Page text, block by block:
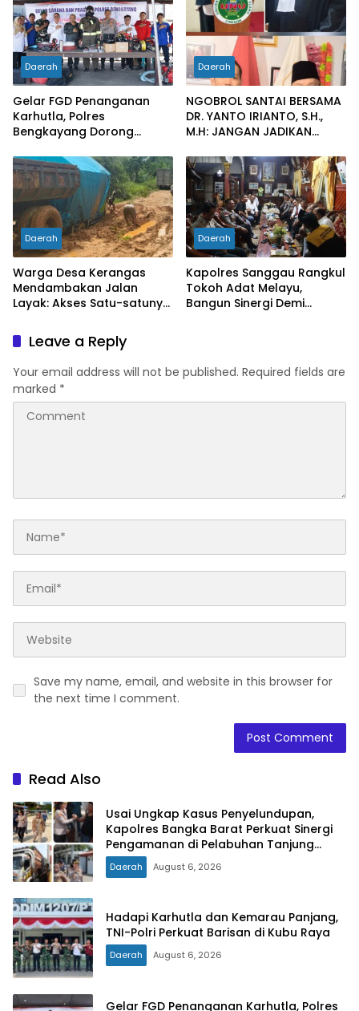
Daerah
Gelar FGD Penanganan
Karhutla, Polres
Bengkayang Dorong
hingga Desa Tanggap
Bencana
Daerah
NGOBROL SANTAI BERSAMA
DR. YANTO IRIANTO, S.H.,
M.H: JANGAN JADIKAN
SEBAGAI KUNCI PINTU
KELUAR DARI JERATAN
HUKUM PIDANA KORUPSI
Daerah
Warga Desa Kerangas
Mendambakan Jalan
Layak: Akses Satu-satunya
Berlumput, Menghambat
Ekonomi dan Pelayanan
Kesehatan
Daerah
Kapolres Sanggau Rangkul
Tokoh Adat Melayu,
Bangun Sinergi Demi
Leave a Reply
Your email address will not be published. Required fields are
marked *
Save my name, email, and website in this browser for
the next time I comment.
Read Also
Usai Ungkap Kasus Penyelundupan,
Kapolres Bangka Barat Perkuat Sinergi
Pengamanan di Pelabuhan Tanjung
Kalian
Daerah August 6, 2026
Hadapi Karhutla dan Kemarau Panjang,
TNI-Polri Perkuat Barisan di Kubu Raya
Daerah August 6, 2026
Gelar FGD Penanganan Karhutla, Polres